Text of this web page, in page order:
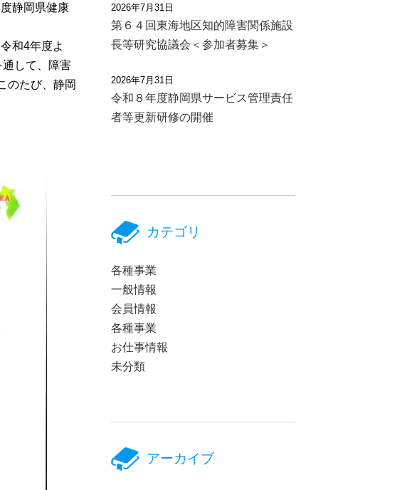
静岡県健康
和4年度よ
して、障害
のたび、静岡
2026年7月31日
第６４回東海地区知的障害関係施設
長等研究協議会＜参加者募集＞
2026年7月31日
令和８年度静岡県サービス管理責任
者等更新研修の開催
カテゴリ
各種事業
一般情報
会員情報
各種事業
お仕事情報
未分類
アーカイブ